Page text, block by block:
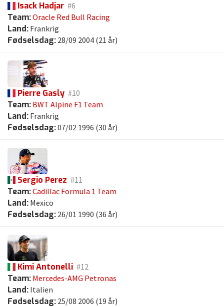
Isack Hadjar #6
Team:Oracle Red Bull Racing
Land: Frankrig
Fødselsdag: 28/09 2004 (21 år)
Pierre Gasly #10
Team: BWT Alpine F1 Team
Land: Frankrig
Fødselsdag:07/02 1996 (30 år)
Sergio Perez #11
Team:Cadillac Formula 1 Team
Land: Mexico
Fødselsdag: 26/01 1990 (36 år)
Kimi Antonelli #12
Team: Mercedes-AMG Petronas
Land: Italien
Fødselsdag: 25/08 2006 (19 år)